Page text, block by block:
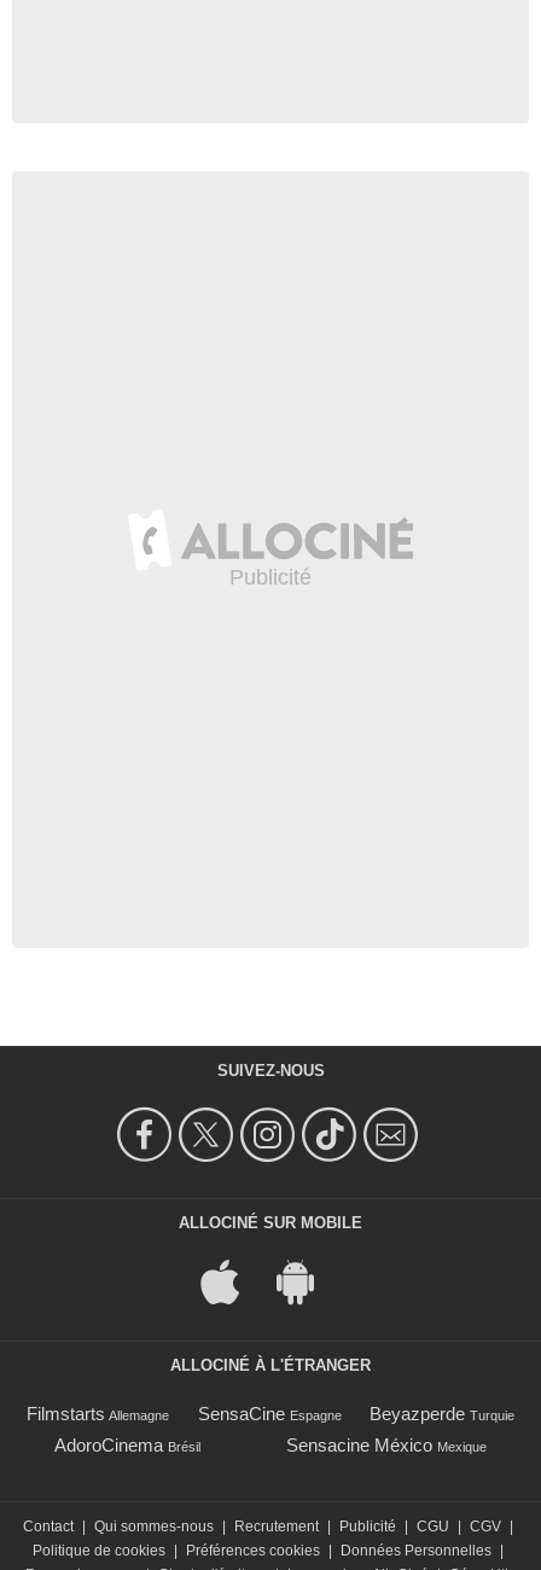
SUIVEZ-NOUS
ALLOCINÉ SUR MOBILE
ALLOCINÉ À L'ÉTRANGER
Filmstarts Allemagne SensaCine Espagne Beyazperde Turquie
AdoroCinema Brésil Sensacine México Mexique
Contact | Qui sommes-nous | Recrutement | Publicité | CGU | CGV |
Politique de cookies | Préférences cookies | Données Personnelles |